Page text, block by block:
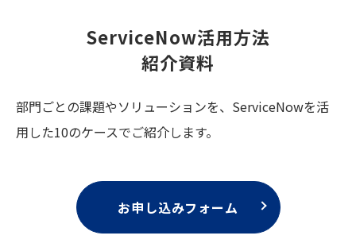
ServiceNow活用方法
紹介資料
部門ごとの課題やソリューションを、ServiceNowを活
用した10のケースでご紹介します。
お申し込みフォーム